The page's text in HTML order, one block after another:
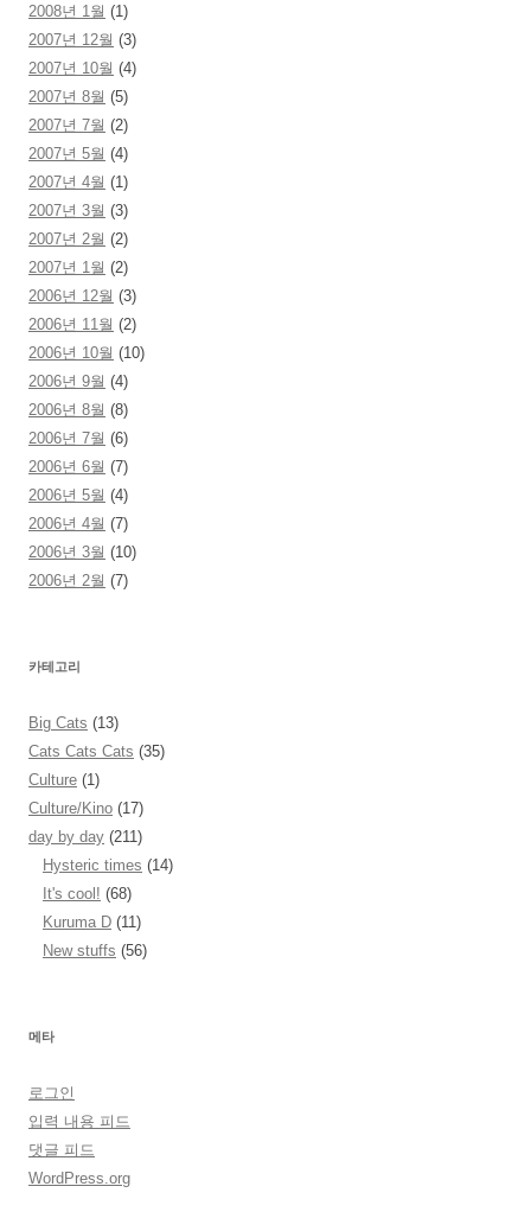
2008년 1월 (1)
2007년 12월 (3)
2007년 10월 (4)
2007년 8월 (5)
2007년 7월 (2)
2007년 5월 (4)
2007년 4월 (1)
2007년 3월 (3)
2007년 2월 (2)
2007년 1월 (2)
2006년 12월 (3)
2006년 11월 (2)
2006년 10월 (10)
2006년 9월 (4)
2006년 8월 (8)
2006년 7월 (6)
2006년 6월 (7)
2006년 5월 (4)
2006년 4월 (7)
2006년 3월 (10)
2006년 2월 (7)
카테고리
Big Cats (13)
Cats Cats Cats (35)
Culture (1)
Culture/Kino (17)
day by day (211)
Hysteric times (14)
It's cool! (68)
Kuruma D (11)
New stuffs (56)
메타
로그인
입력 내용 피드
댓글 피드
WordPress.org